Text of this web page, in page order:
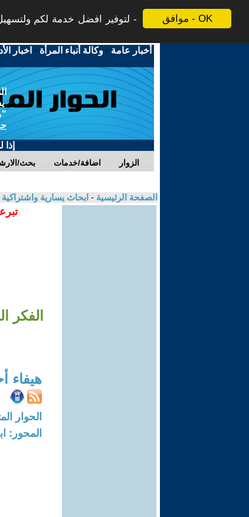
موافق - OK
لتوفير افضل خدمة لكم
أخبار عامة -وكالة أنباء المرأة - اخبار
بحث/ اضافة/خدمات الزوار
الصفحة الرئيسية - ابحاث يسارية
الفكر
هيفاء
الحوار المتمدن-
المحور: